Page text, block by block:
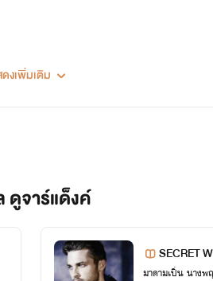
ธอต้องไปกับฉัน"
หล่อเหลา
ดงเพิ่มเติม
ดูจาร์แด็งค์
SECRET